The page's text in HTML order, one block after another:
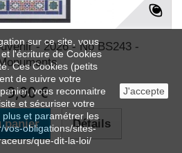
- 2026 - No BS243 -
9,00 €
panier Détails
sur ce site, vous
l'écriture de Cookies
Ces Cookies (petits
de suivre votre
vous reconnaitre
et sécuriser votre
et paramétrer les
vos-obligations/sites-
que-dit-la-loi/
J'accepte